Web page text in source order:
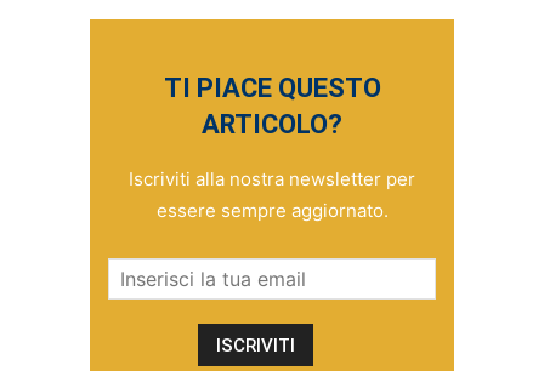
TI PIACE QUESTO
ARTICOLO?
Iscriviti alla nostra newsletter per
essere sempre aggiornato.